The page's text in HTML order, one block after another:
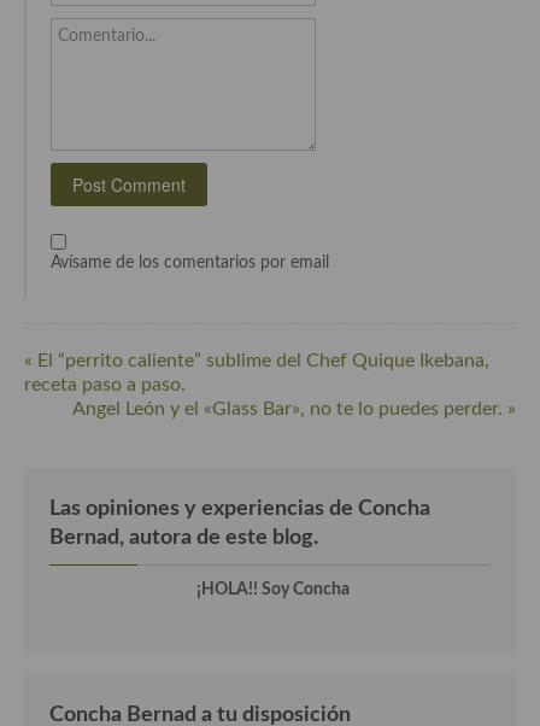
Cocina Austriaca
Cocina Bulgara
Cocina de la Republica Checa
Cocina de Ucrania
Cocina Eslovena
Cocina Griega
Cocina Holandesa
Comentario...
Avísame de los comentarios por email
« El “perrito caliente” sublime del Chef Quique Ikebana,
receta paso a paso.
Angel León y el «Glass Bar», no te lo puedes perder. »
Las opiniones y experiencias de Concha
Bernad, autora de este blog.
¡HOLA!! Soy Concha
Concha Bernad a tu disposición